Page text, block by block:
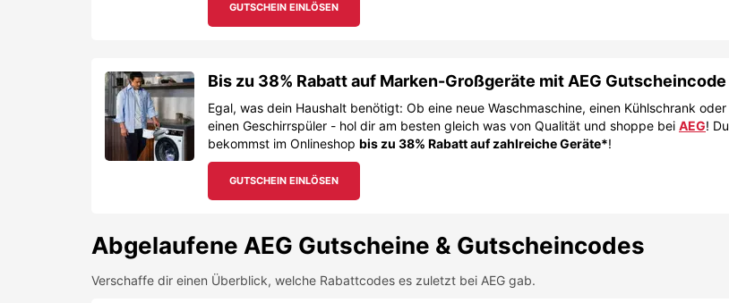
GUTSCHEIN EINLÖSEN
Bis zu 38% Rabatt auf Marken-Großgeräte mit AEG Gutscheincode
Egal, was dein Haushalt benötigt: Ob eine neue Waschmaschine, einen Kühlschrank oder
einen Geschirrspüler - hol dir am besten gleich was von Qualität und shoppe bei AEG! Du
bekommst im Onlineshop bis zu 38% Rabatt auf zahlreiche Geräte*!
GUTSCHEIN EINLÖSEN
Abgelaufene AEG Gutscheine & Gutscheincodes
Verschaffe dir einen Überblick, welche Rabattcodes es zuletzt bei AEG gab.